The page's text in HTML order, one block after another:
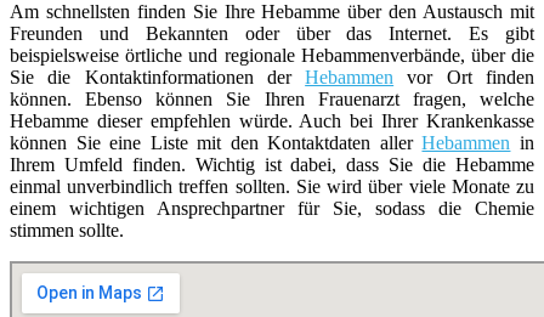
Am schnellsten finden Sie Ihre Hebamme über den Austausch mit
Freunden und Bekannten oder über das Internet. Es gibt
beispielsweise örtliche und regionale Hebammenverbände, über die
Sie die Kontaktinformationen derHebammen vor Ort finden
können. Ebenso können Sie Ihren Frauenarzt fragen, welche
Hebamme dieser empfehlen würde. Auch bei Ihrer Krankenkasse
können Sie eine Liste mit den Kontaktdaten allerHebammen in
Ihrem Umfeld finden. Wichtig ist dabei, dass Sie die Hebamme
einmal unverbindlich treffen sollten. Sie wird über viele Monate zu
einem wichtigen Ansprechpartner für Sie, sodass die Chemie
stimmen sollte.